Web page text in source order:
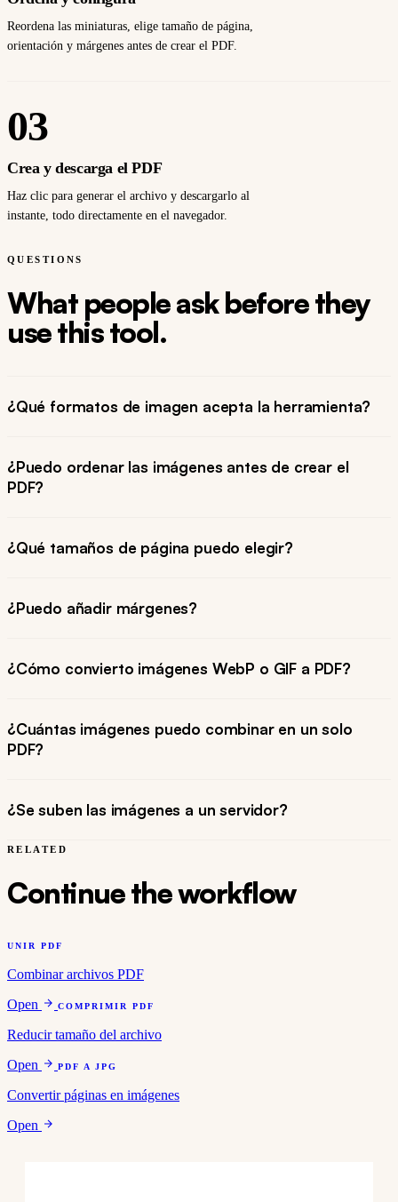
Reordena las miniaturas, elige tamaño de página,
orientación y márgenes antes de crear el PDF.
03
Crea y descarga el PDF
Haz clic para generar el archivo y descargarlo al
instante, todo directamente en el navegador.
QUESTIONS
What people ask before they
use this tool.
¿Qué formatos de imagen acepta la herramienta?
¿Puedo ordenar las imágenes antes de crear el
PDF?
¿Qué tamaños de página puedo elegir?
¿Puedo añadir márgenes?
¿Cómo convierto imágenes WebP o GIF a PDF?
¿Cuántas imágenes puedo combinar en un solo
PDF?
¿Se suben las imágenes a un servidor?
RELATED
Continue the workflow
UNIR PDF
Combinar archivos PDF
Open
COMPRIMIR PDF
Reducir tamaño del archivo
Open
PDF A JPG
Convertir páginas en imágenes
Open